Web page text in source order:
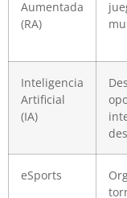
Aumentada
(RA)
Inteligencia
Artificial
(IA)
eSports